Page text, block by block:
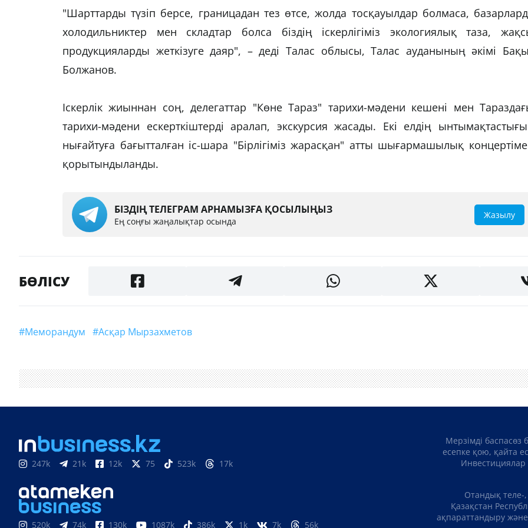
"Шарттарды түзіп берсе, границадан тез өтсе, жолда тосқауылдар болмаса,
холодильниктер мен складтар болса біздің іскерлігіміз экологиялық таза,
продукцияларды жеткізуге даяр", – деді Талас облысы, Талас ауданының әкімі
Болжанов.
Іскерлік жиыннан соң, делегаттар "Көне Тараз" тарихи-мәдени кешені мен
тарихи-мәдени ескерткіштерді аралап, экскурсия жасады. Екі елдің
нығайтуға бағытталған іс-шара "Бірлігіміз жарасқан" атты шығармашылық
қорытындыланды.
БІЗДІҢ ТЕЛЕГРАМ АРНАМЫЗҒА ҚОСЫЛЫҢЫЗ
Ең соңғы жаңалықтар осында
Жазылу
БӨЛІСУ
#меморандум #Асқар Мырзахметов
247k 21k 12k 75 523k 17k
520k 74k 130k 1087k 386k 1k 7k 56k
Мерзімді баспасөз
есепке қою, қайта
Инвестициялар
Отандық теле-
Қазақстан
ақпараттандыру